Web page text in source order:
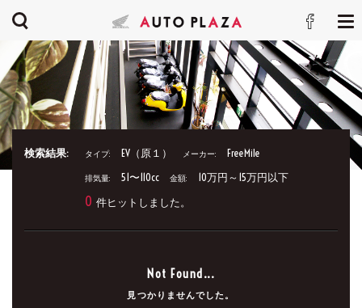
検索結果: タイプ: EV（原１） メーカー: FreeMile
排気量: 51〜110cc 金額: 10万円～15万円以下
0 件ヒットしました。
Not Found...
見つかりませんでした。